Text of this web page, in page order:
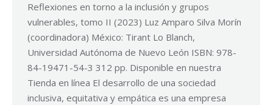
Reflexiones en torno a la inclusión y grupos
vulnerables, tomo II (2023) Luz Amparo Silva Morín
(coordinadora) México: Tirant Lo Blanch,
Universidad Autónoma de Nuevo León ISBN: 978-
84-19471-54-3 312 pp. Disponible en nuestra
Tienda en línea El desarrollo de una sociedad
inclusiva, equitativa y empática es una empresa